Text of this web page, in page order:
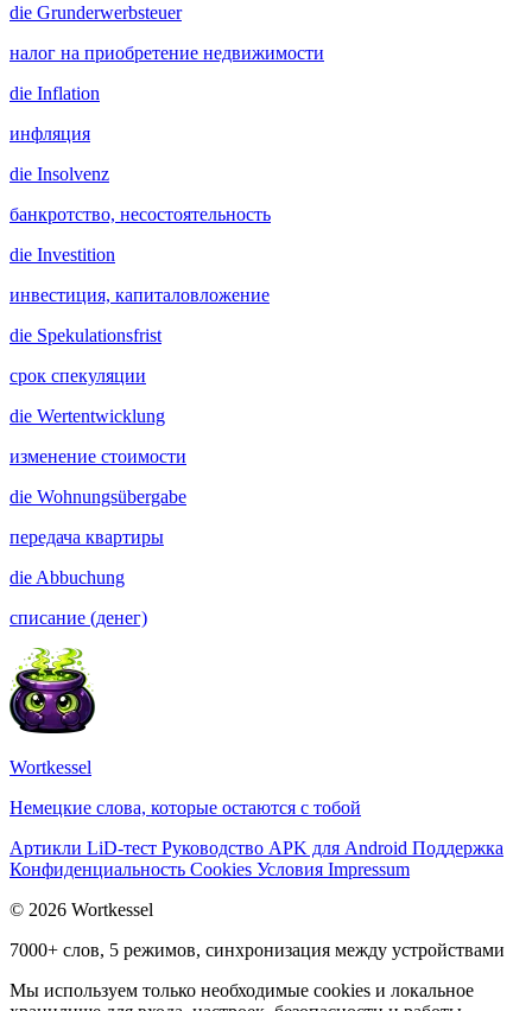
die Grunderwerbsteuer
налог на приобретение недвижимости
die Inflation
инфляция
die Insolvenz
банкротство, несостоятельность
die Investition
инвестиция, капиталовложение
die Spekulationsfrist
срок спекуляции
die Wertentwicklung
изменение стоимости
die Wohnungsübergabe
передача квартиры
die Abbuchung
списание (денег)
Wortkessel
Немецкие слова, которые остаются с тобой
Артикли LiD-тест Руководство APK для Android Поддержка
Конфиденциальность Cookies Условия Impressum
© 2026 Wortkessel
7000+ слов, 5 режимов, синхронизация между устройствами
Мы используем только необходимые cookies и локальное